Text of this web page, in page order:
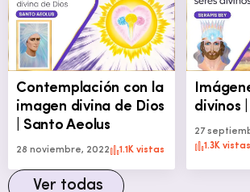
Contemplación con la
imagen divina de Dios
| Santo Aeolus
28 noviembre, 2022 1.1K vistas
divinos
27
1.3K vistas
Ver todas